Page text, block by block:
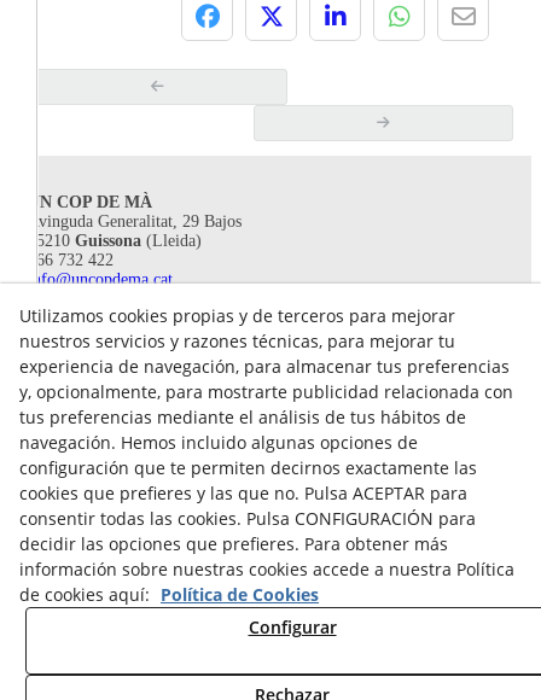
UN COP DE MÀ
Avinguda Generalitat, 29 Bajos
25210 Guissona (Lleida)
666 732 422
info@uncopdema.cat
!SÍGUENOS!
Aviso legal
Utilizamos cookies propias y de terceros para mejorar
nuestros servicios y razones técnicas, para mejorar tu
experiencia de navegación, para almacenar tus preferencias
y, opcionalmente, para mostrarte publicidad relacionada con
tus preferencias mediante el análisis de tus hábitos de
navegación. Hemos incluido algunas opciones de
configuración que te permiten decirnos exactamente las
cookies que prefieres y las que no. Pulsa ACEPTAR para
consentir todas las cookies. Pulsa CONFIGURACIÓN para
decidir las opciones que prefieres. Para obtener más
información sobre nuestras cookies accede a nuestra Política
de cookies aquí: Política de Cookies
Configurar
Rechazar